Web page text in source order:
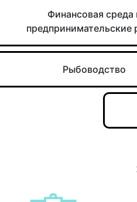
Финансовая среда
предпринимательские
Рыбоводство